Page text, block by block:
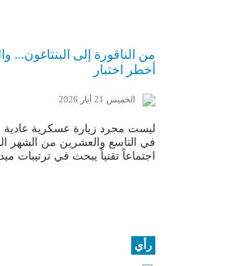
من الناقورة إلى البنتاغون...
أخطر اختبار
الخميس 21 أيار 2026
ليست مجرد زيارة عسكرية
في التاسع والعشرين من الشهر
اجتماعاً تقنياً يبحث في ترتيبات
رأي